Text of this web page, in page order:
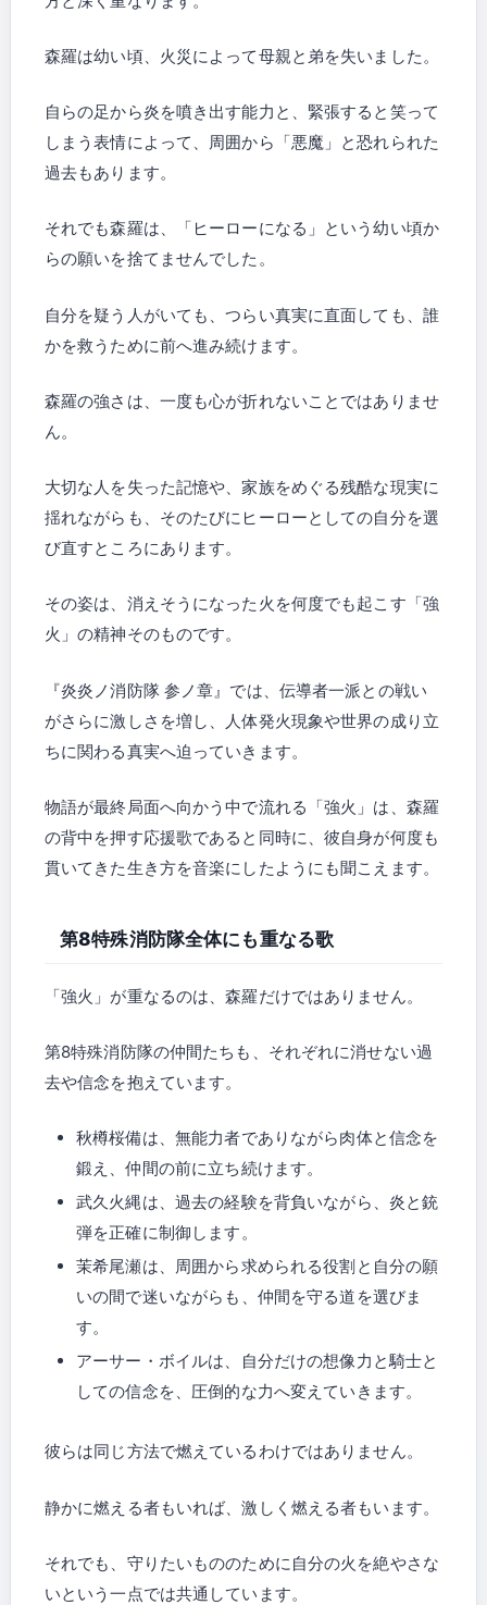
森羅は幼い頃、火災によって母親と弟を失いました。
自らの足から炎を噴き出す能力と、緊張すると笑って
しまう表情によって、周囲から「悪魔」と恐れられた
過去もあります。
それでも森羅は、「ヒーローになる」という幼い頃か
らの願いを捨てませんでした。
自分を疑う人がいても、つらい真実に直面しても、誰
かを救うために前へ進み続けます。
森羅の強さは、一度も心が折れないことではありませ
ん。
大切な人を失った記憶や、家族をめぐる残酷な現実に
揺れながらも、そのたびにヒーローとしての自分を選
び直すところにあります。
その姿は、消えそうになった火を何度でも起こす「強
火」の精神そのものです。
『炎炎ノ消防隊 参ノ章』では、伝導者一派との戦い
がさらに激しさを増し、人体発火現象や世界の成り立
ちに関わる真実へ迫っていきます。
物語が最終局面へ向かう中で流れる「強火」は、森羅
の背中を押す応援歌であると同時に、彼自身が何度も
貫いてきた生き方を音楽にしたようにも聞こえます。
第8特殊消防隊全体にも重なる歌
「強火」が重なるのは、森羅だけではありません。
第8特殊消防隊の仲間たちも、それぞれに消せない過
去や信念を抱えています。
秋樽桜備は、無能力者でありながら肉体と信念を
鍛え、仲間の前に立ち続けます。
武久火縄は、過去の経験を背負いながら、炎と銃
弾を正確に制御します。
茉希尾瀬は、周囲から求められる役割と自分の願
いの間で迷いながらも、仲間を守る道を選びま
す。
アーサー・ボイルは、自分だけの想像力と騎士と
しての信念を、圧倒的な力へ変えていきます。
彼らは同じ方法で燃えているわけではありません。
静かに燃える者もいれば、激しく燃える者もいます。
それでも、守りたいもののために自分の火を絶やさな
いという一点では共通しています。